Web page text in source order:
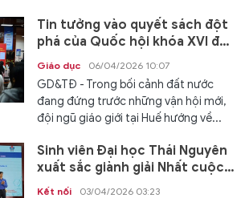
Tin tưởng vào quyết sách đột
phá của Quốc hội khóa XVI đối
với giáo dục
Giáo dục 06/04/2026 10:07
GD&TĐ - Trong bối cảnh đất nước
đang đứng trước những vận hội mới,
đội ngũ giáo giới tại Huế hướng về...
Sinh viên Đại học Thái Nguyên
xuất sắc giành giải Nhất cuộc
thi nghiên cứu KHCN
Kết nối 03/04/2026 03:23